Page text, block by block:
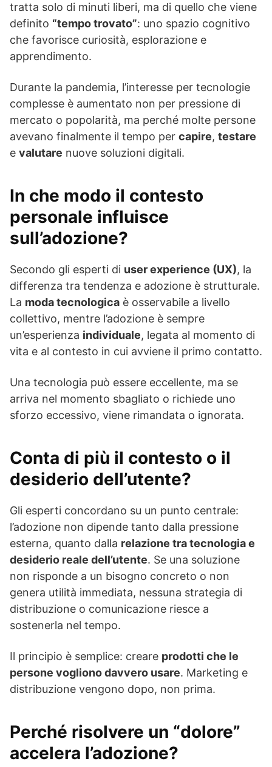
tratta solo di minuti liberi, ma di quello che viene
definito “tempo trovato”: uno spazio cognitivo
che favorisce curiosità, esplorazione e
apprendimento.
Durante la pandemia, l’interesse per tecnologie
complesse è aumentato non per pressione di
mercato o popolarità, ma perché molte persone
avevano finalmente il tempo per capire, testare
e valutare nuove soluzioni digitali.
In che modo il contesto
personale influisce
sull’adozione?
Secondo gli esperti di user experience (UX), la
differenza tra tendenza e adozione è strutturale.
La moda tecnologica è osservabile a livello
collettivo, mentre l’adozione è sempre
un’esperienza individuale, legata al momento di
vita e al contesto in cui avviene il primo contatto.
Una tecnologia può essere eccellente, ma se
arriva nel momento sbagliato o richiede uno
sforzo eccessivo, viene rimandata o ignorata.
Conta di più il contesto o il
desiderio dell’utente?
Gli esperti concordano su un punto centrale:
l’adozione non dipende tanto dalla pressione
esterna, quanto dalla relazione tra tecnologia e
desiderio reale dell’utente. Se una soluzione
non risponde a un bisogno concreto o non
genera utilità immediata, nessuna strategia di
distribuzione o comunicazione riesce a
sostenerla nel tempo.
Il principio è semplice: creare prodotti che le
persone vogliono davvero usare. Marketing e
distribuzione vengono dopo, non prima.
Perché risolvere un “dolore”
accelera l’adozione?